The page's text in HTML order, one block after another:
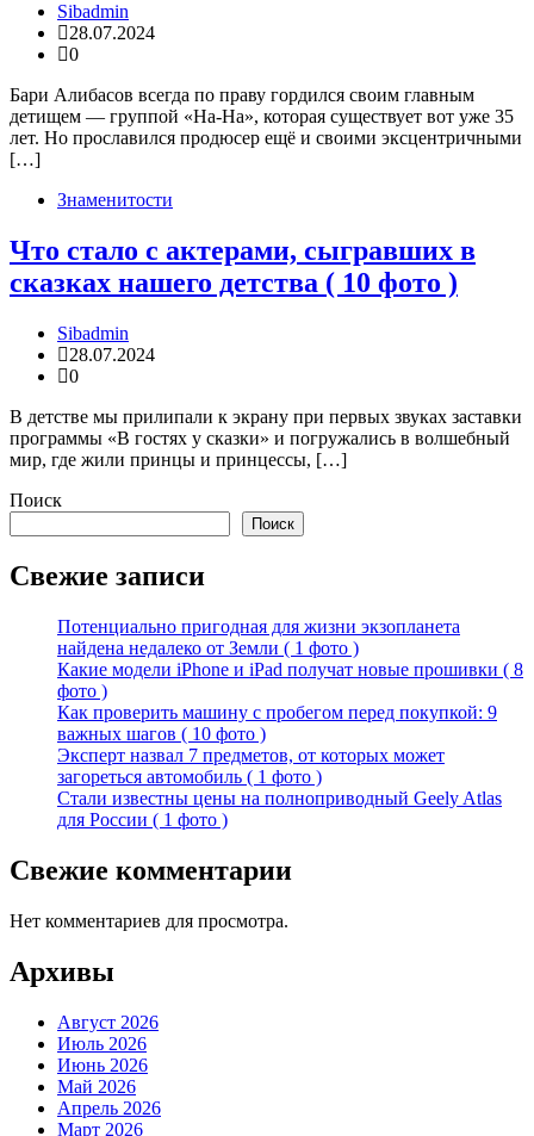
Sibadmin
28.07.2024
0
Бари Алибасов всегда по праву гордился своим главным
детищем — группой «На-На», которая существует вот уже 35
лет. Но прославился продюсер ещё и своими эксцентричными
[…]
Знаменитости
Что стало с актерами, сыгравших в
сказках нашего детства ( 10 фото )
Sibadmin
28.07.2024
0
В детстве мы прилипали к экрану при первых звуках заставки
программы «В гостях у сказки» и погружались в волшебный
мир, где жили принцы и принцессы, […]
Поиск
Поиск
Свежие записи
Потенциально пригодная для жизни экзопланета
найдена недалеко от Земли ( 1 фото )
Какие модели iPhone и iPad получат новые прошивки ( 8
фото )
Как проверить машину с пробегом перед покупкой: 9
важных шагов ( 10 фото )
Эксперт назвал 7 предметов, от которых может
загореться автомобиль ( 1 фото )
Стали известны цены на полноприводный Geely Atlas
для России ( 1 фото )
Свежие комментарии
Нет комментариев для просмотра.
Архивы
Август 2026
Июль 2026
Июнь 2026
Май 2026
Апрель 2026
Март 2026